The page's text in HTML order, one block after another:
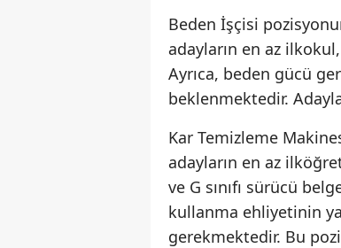
Beden İşçisi
adayların en az
Ayrıca, beden gücü
beklenmektedir.
Kar Temizleme
adayların en az
ve G sınıfı sürücü
kullanma ehliyetinin
gerekmektedir. Bu